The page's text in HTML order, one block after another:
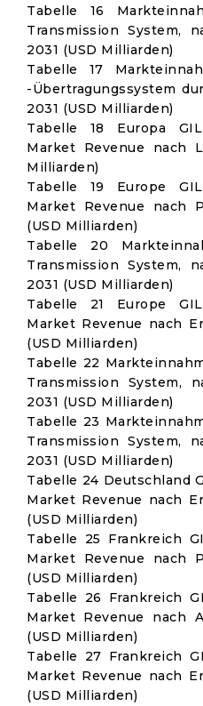
Tabelle 16
Transmission System,
2031 (USD Milliarden)
Tabelle 17
-Übertragungssystem
2031 (USD Milliarden)
Tabelle 18 Europa
Market Revenue nach
Milliarden)
Tabelle 19 Europe
Market Revenue nach
(USD Milliarden)
Tabelle 20
Transmission System,
2031 (USD Milliarden)
Tabelle 21 Europe
Market Revenue nach
(USD Milliarden)
Tabelle 22
Transmission System,
2031 (USD Milliarden)
Tabelle 23
Transmission System,
2031 (USD Milliarden)
Tabelle 24 Deutschland
Market Revenue nach
(USD Milliarden)
Tabelle 25 Frankreich
Market Revenue nach
(USD Milliarden)
Tabelle 26 Frankreich
Market Revenue nach
(USD Milliarden)
Tabelle 27 Frankreich
Market Revenue nach
(USD Milliarden)